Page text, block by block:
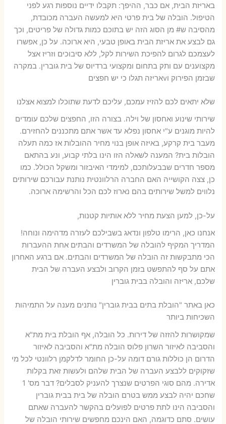
באריזת הבית, אם כבר, ההיפך: תקבלו ידיים נוספות רגע לפני
הטיפול. הובלה של בית פרטי היא למעשה העברה מכובדת,
מהסיבה ש# מן הסוג הזה יש בתוכם כמות גדולה של פריטים, וכך
גם לבצע את אריזת הבית באופן טבעי, היא ארוכה. על כן, אפשרו
לעצמכם לגרום להפיכת השירות לקל, ללא סיבוכים וזריז אצל
מקצוענים עם ותק בתחום ומקצועי ברדיוס של בית גוברין. במקרה
שבזמן הפירוק וvאריזה תגלו כי יש חפצים
שלא יתאים לכם להזיז עמכם, עליכם לדעת שתוכלו למצוא אצלנו
שירותי שינוע ואחסון של וילה. בצורה הזו, החפצים שלכם עומדים
להיות מוגנים ע"י אחסון נפלא עד אשר אתם מתכננים להחזירם.
מעבר בית קרקע, באיזה אופן בנוי מחיר ההובלות אז כמה תעלה
הובלות בית? המענה לשאלה הזו הינו בלתי קבוע, ונע בהתאם
מספר חדרים שבבעלותכם, למימדי האיבזור ומשקל הכולל. כמו
כן, צצה הקושייה האם החברה הרלוונטית נותנת עבורכם שירותים
נלווים למשל שירותים בהם נארוז לכם הכל והרשימה ארוכה.
על-כן, למען הצעת מחיר ללא אותיות קטנות,
אנחנו כאן, הרימו טלפון ונדאג בשבילכם לעזרה מדהימה ונוחה!
המדריך המקיף להובלה של המשרדים והבתים אחת ההעברות
הכי מתבקשות זה הובלה של המשרדים והבתים. אם ברגע האחרון
אתם על סף להתפשט בזמן הקרוב ולבצע העברה של הבית
שלכם, אריזה והובלה בבית גוברין
כאן באתר "הובלת בתים בבית גוברין" נותנים מענה על התמיהות
השכיחות ביותר
שמקושרות להזזה של דירות. כל הובלה, אף הובלת בית מת"א
והסביבה לאיזור השרון פלוס הובלה מת"א והסביבה לאיזור
הדרום הן כוללות גורם דומה על-כן החומר לדלקמן רלוונטי לכל מי
שזקוקים ללבצע העברה של הבית שלהם ולעשות זאת בקלות
אדירה. מהם סוגי הפרטים שנצרך להעניק לסבלים? דבר מס' 1
שחכם יהיה לבצע ממש בטרם הובלה של בית בבית גוברין
והסביבה הינו לתת פרטים לפועלים בהקשר להעברה שאתם
עושים. סתם כדוגמה, האם הינכם מחפשים שירותי הובלה של